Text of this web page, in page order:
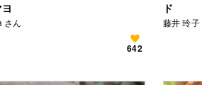
さん
642
ド
藤井 玲子